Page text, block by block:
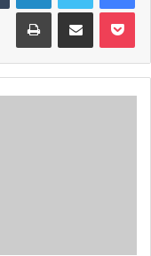
بوكيت مشاركة عبر البريد